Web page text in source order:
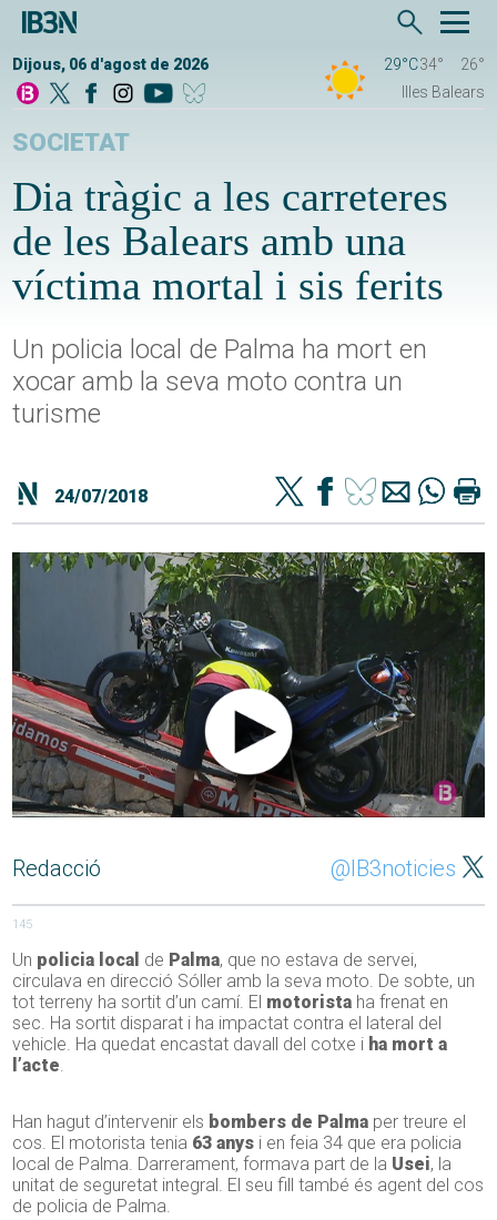
Dijous, 06 d'agost de 2026 29°C34°
26°
Illes Balears
SOCIETAT
Dia tràgic a les carreteres
de les Balears amb una
víctima mortal i sis ferits
Un policia local de Palma ha mort en
xocar amb la seva moto contra un
turisme
24/07/2018
Redacció @IB3noticies
145
Un policia local de Palma, que no estava de servei,
circulava en direcció Sóller amb la seva moto. De sobte, un
tot terreny ha sortit d’un camí. El motorista ha frenat en
sec. Ha sortit disparat i ha impactat contra el lateral del
vehicle. Ha quedat encastat davall del cotxe i ha mort a
l’acte.
Han hagut d’intervenir els bombers de Palma per treure el
cos. El motorista tenia 63 anys i en feia 34 que era policia
local de Palma. Darrerament, formava part de la Usei, la
unitat de seguretat integral. El seu fill també és agent del cos
de policia de Palma.